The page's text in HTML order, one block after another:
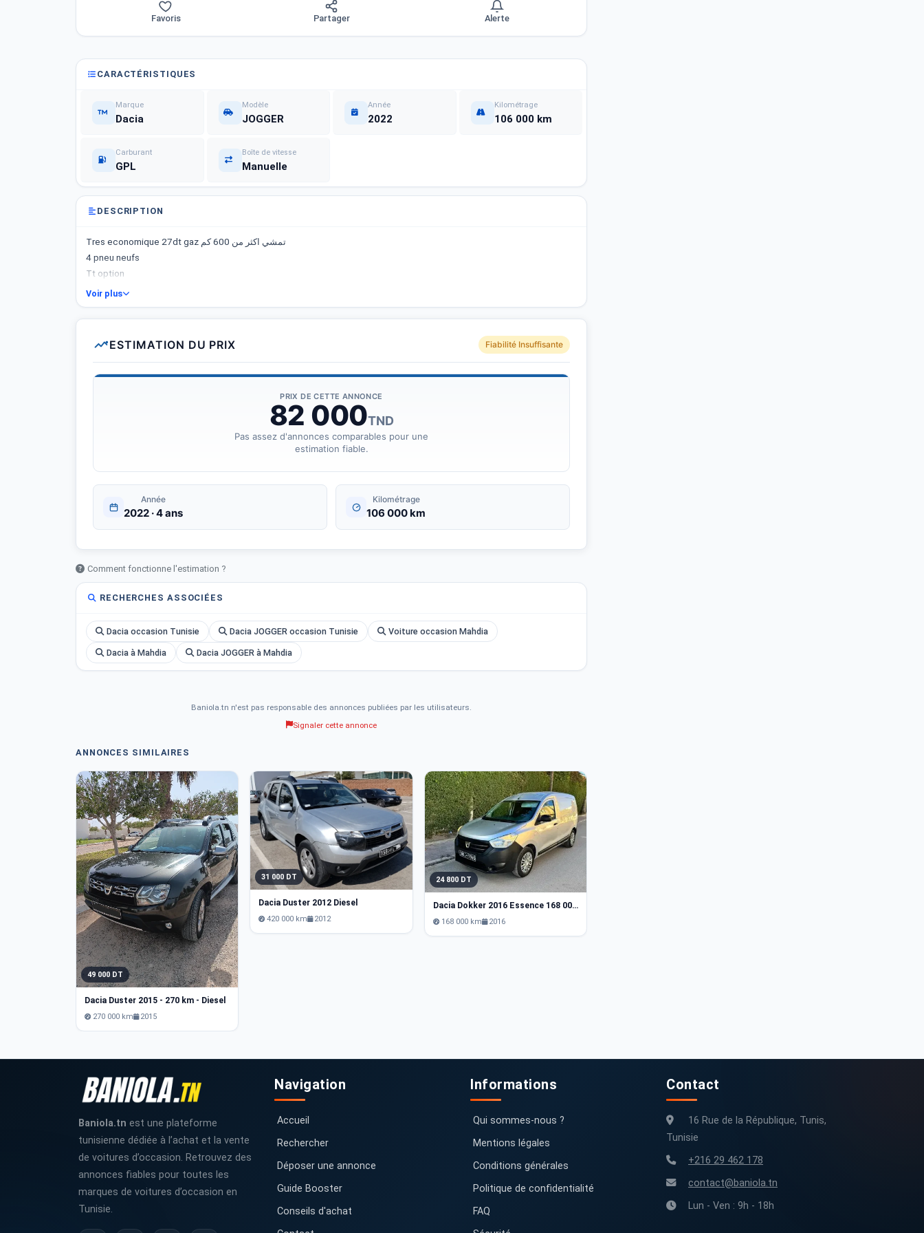
Favoris Partager Alerte
CARACTÉRISTIQUES
Marque
Dacia
Modèle
JOGGER
Année
2022
Kilométrage
106 000 km
Carburant
GPL
Boîte de vitesse
Manuelle
DESCRIPTION
Tres economique 27dt gaz تمشي اكثر من 600 كم
4 pneu neufs
Tt option
Voir plus
ESTIMATION DU PRIX Fiabilité Insuffisante
PRIX DE CETTE ANNONCE
82 000TND
Pas assez d'annonces comparables pour une
estimation fiable.
Année
2022 · 4 ans
Kilométrage
106 000 km
Comment fonctionne l'estimation ?
RECHERCHES ASSOCIÉES
Dacia occasion Tunisie Dacia JOGGER occasion Tunisie Voiture occasion Mahdia
Dacia à Mahdia Dacia JOGGER à Mahdia
Baniola.tn n'est pas responsable des annonces publiées par les utilisateurs.
Signaler cette annonce
ANNONCES SIMILAIRES
49 000 DT
Dacia Duster 2015 - 270 km - Diesel
270 000 km 2015
31 000 DT
Dacia Duster 2012 Diesel
420 000 km 2012
24 800 DT
Dacia Dokker 2016 Essence 168 000 km
168 000 km 2016
Baniola.tn est une plateforme
tunisienne dédiée à l’achat et la vente
de voitures d’occasion. Retrouvez des
annonces fiables pour toutes les
marques de voitures d’occasion en
Tunisie.
Navigation
Accueil
Rechercher
Déposer une annonce
Guide Booster
Conseils d'achat
Informations
Qui sommes-nous ?
Mentions légales
Conditions générales
Politique de confidentialité
FAQ
Contact
16 Rue de la République, Tunis,
Tunisie
+216 29 462 178
contact@baniola.tn
Lun - Ven : 9h - 18h